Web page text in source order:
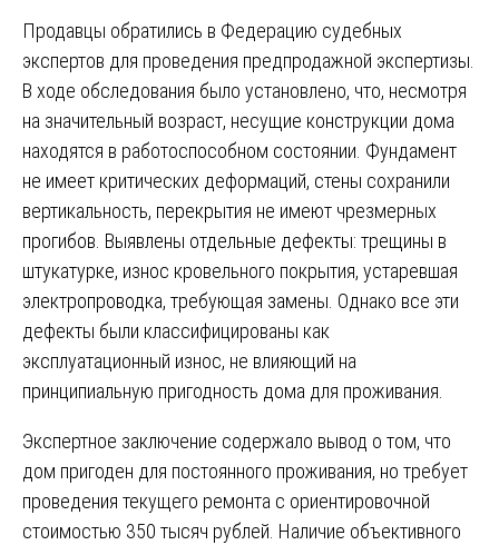
Продавцы обратились в Федерацию судебных
экспертов для проведения предпродажной экспертизы.
В ходе обследования было установлено, что, несмотря
на значительный возраст, несущие конструкции дома
находятся в работоспособном состоянии. Фундамент
не имеет критических деформаций, стены сохранили
вертикальность, перекрытия не имеют чрезмерных
прогибов. Выявлены отдельные дефекты: трещины в
штукатурке, износ кровельного покрытия, устаревшая
электропроводка, требующая замены. Однако все эти
дефекты были классифицированы как
эксплуатационный износ, не влияющий на
принципиальную пригодность дома для проживания.
Экспертное заключение содержало вывод о том, что
дом пригоден для постоянного проживания, но требует
проведения текущего ремонта с ориентировочной
стоимостью 350 тысяч рублей. Наличие объективного